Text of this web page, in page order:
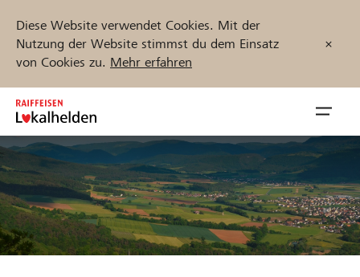
Diese Website verwendet Cookies. Mit der
Nutzung der Website stimmst du dem Einsatz
von Cookies zu. Mehr erfahren
Zum
Inhalt
springen
öffnen
Projekte und Organisationen finden
Jetzt starten